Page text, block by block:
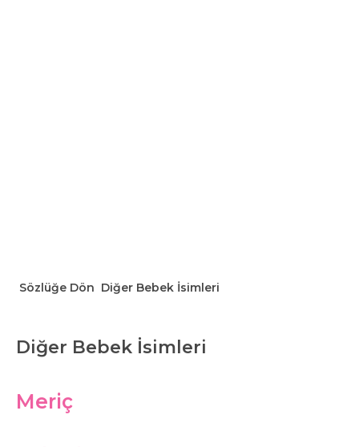
Sözlüğe Dön Diğer Bebek İsimleri
Diğer Bebek İsimleri
Meriç